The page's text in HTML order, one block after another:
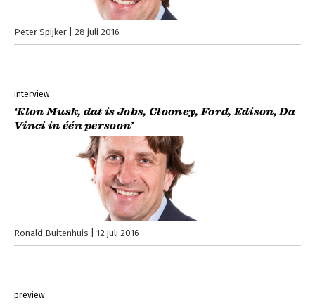
Peter Spijker 28 juli 2016
interview
‘Elon Musk, dat is Jobs, Clooney, Ford, Edison, Da
Vinci in één persoon’
Ronald Buitenhuis 12 juli 2016
preview